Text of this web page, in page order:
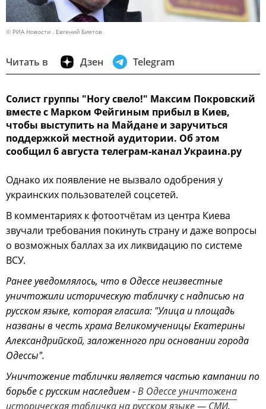
© РИА Новости . Евгений Биятов
Читать в Дзен Telegram
Солист группы "Ногу свело!" Максим Покровский
вместе с Марком Фейгиным прибыл в Киев,
чтобы выступить на Майдане и заручиться
поддержкой местной аудитории. Об этом
сообщил 6 августа телеграм-канал Украина.ру
Однако их появление не вызвало одобрения у
украинских пользователей соцсетей.
В комментариях к фотоотчётам из центра Киева
звучали требования покинуть страну и даже вопросы
о возможных баллах за их ликвидацию по системе
ВСУ.
Ранее уведомлялось, что в Одессе неизвестные
уничтожили историческую табличку с надписью на
русском языке, которая гласила: "Улица и площадь
названы в честь храма Великомученицы Екатерины
Александрийской, заложенного при основании города
Одессы".
Уничтожение таблички является частью кампании по
борьбе с русским наследием -В Одессе уничтожена
историческая табличка на русском языке — СМИ.